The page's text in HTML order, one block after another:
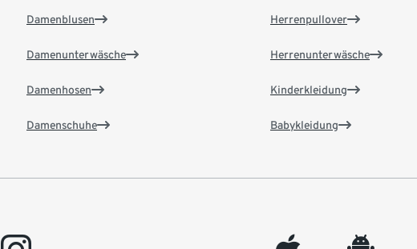
Damenblusen
Damenunterwäsche
Damenhosen
Damenschuhe
Herrenpullover
Herrenunterwäsche
Kinderkleidung
Babykleidung